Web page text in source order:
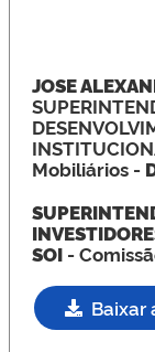
JOSE
Mobiliários -
SOI -
Baixar